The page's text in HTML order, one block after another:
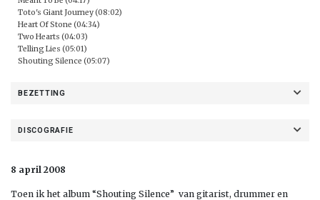
Toto's Giant Journey (08:02)
Heart Of Stone (04:34)
Two Hearts (04:03)
Telling Lies (05:01)
Shouting Silence (05:07)
BEZETTING
DISCOGRAFIE
8 april 2008
Toen ik het album “Shouting Silence” van gitarist, drummer en